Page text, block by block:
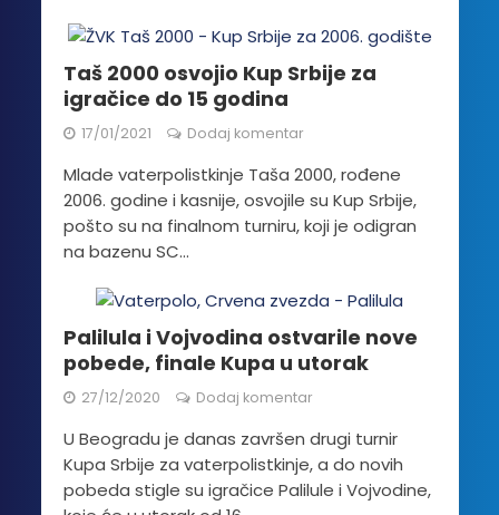
Taš 2000 osvojio Kup Srbije za
igračice do 15 godina
17/01/2021 Dodaj komentar
Mlade vaterpolistkinje Taša 2000, rođene
2006. godine i kasnije, osvojile su Kup Srbije,
pošto su na finalnom turniru, koji je odigran
na bazenu SC...
Palilula i Vojvodina ostvarile nove
pobede, finale Kupa u utorak
27/12/2020 Dodaj komentar
U Beogradu je danas završen drugi turnir
Kupa Srbije za vaterpolistkinje, a do novih
pobeda stigle su igračice Palilule i Vojvodine,